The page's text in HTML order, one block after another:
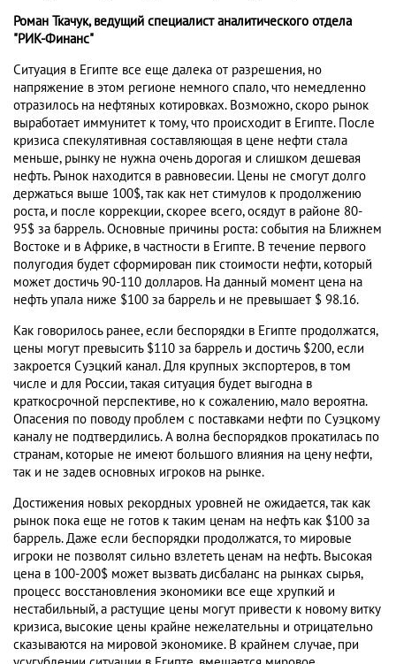
Роман Ткачук, ведущий специалист аналитического отдела
"РИК-Финанс"
Ситуация в Египте все еще далека от разрешения, но
напряжение в этом регионе немного спало, что немедленно
отразилось на нефтяных котировках. Возможно, скоро рынок
выработает иммунитет к тому, что происходит в Египте. После
кризиса спекулятивная составляющая в цене нефти стала
меньше, рынку не нужна очень дорогая и слишком дешевая
нефть. Рынок находится в равновесии. Цены не смогут долго
держаться выше 100$, так как нет стимулов к продолжению
роста, и после коррекции, скорее всего, осядут в районе 80-
95$ за баррель. Основные причины роста: события на Ближнем
Востоке и в Африке, в частности в Египте. В течение первого
полугодия будет сформирован пик стоимости нефти, который
может достичь 90-110 долларов. На данный момент цена на
нефть упала ниже $100 за баррель и не превышает $ 98.16.
Как говорилось ранее, если беспорядки в Египте продолжатся,
цены могут превысить $110 за баррель и достичь $200, если
закроется Суэцкий канал. Для крупных экспортеров, в том
числе и для России, такая ситуация будет выгодна в
краткосрочной перспективе, но к сожалению, мало вероятна.
Опасения по поводу проблем с поставками нефти по Суэцкому
каналу не подтвердились. А волна беспорядков прокатилась по
странам, которые не имеют большого влияния на цену нефти,
так и не задев основных игроков на рынке.
Достижения новых рекордных уровней не ожидается, так как
рынок пока еще не готов к таким ценам на нефть как $100 за
баррель. Даже если беспорядки продолжатся, то мировые
игроки не позволят сильно взлететь ценам на нефть. Высокая
цена в 100-200$ может вызвать дисбаланс на рынках сырья,
процесс восстановления экономики все еще хрупкий и
нестабильный, а растущие цены могут привести к новому витку
кризиса, высокие цены крайне нежелательны и отрицательно
сказываются на мировой экономике. В крайнем случае, при